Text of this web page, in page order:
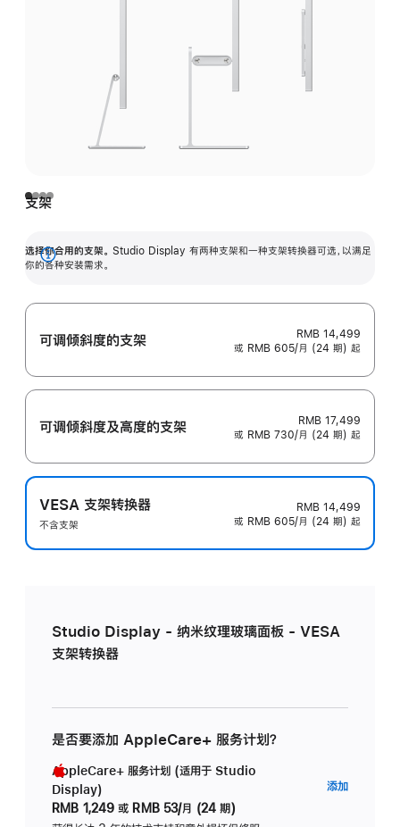
支架
选择你合用的支架。 Studio Display 有两种支架和一种支架转换器可选，以满足
你的各种安装需求。
展
可调倾斜度的支架
RMB 14,499
或 RMB 605/月 (24 期) 起
可调倾斜度及高‍度的支‍架
RMB 17,499
或 RMB 730/月 (24 期) 起
VESA 支架转换器
不含支架
RMB 14,499
或 RMB 605/月 (24 期) 起
Studio Display - 纳米纹理玻璃面板 - VESA
支架转换器
是否要添加 AppleCare+ 服务计划？
AppleCare+ 服务计划 (适用于 Studio
Display)
RMB 1,249 或 RMB 53/月 (24 期)
添加